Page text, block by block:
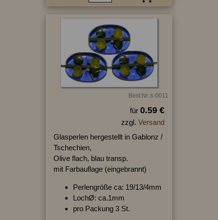
Best.Nr.:s-0011
für 0.59 €
zzgl. Versand
Glasperlen hergestellt in Gablonz /
Tschechien,
Olive flach, blau transp.
mit Farbauflage (eingebrannt)
Perlengröße ca: 19/13/4mm
LochØ: ca.1mm
pro Packung 3 St.